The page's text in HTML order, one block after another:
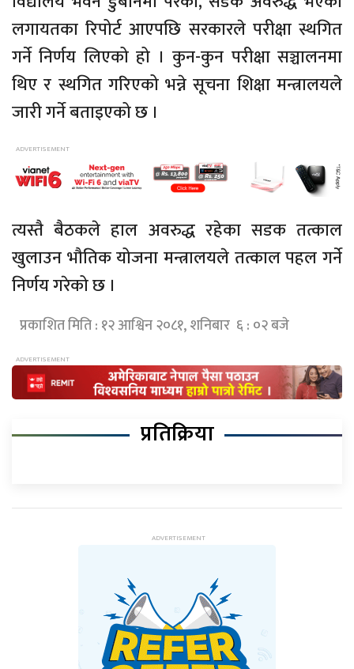
लगायतका रिपोर्ट आएपछि सरकारले परीक्षा स्थगित
गर्ने निर्णय लिएको हो । कुन-कुन परीक्षा सञ्चालनमा
थिए र स्थगित गरिएको भन्ने सूचना शिक्षा मन्त्रालयले
जारी गर्ने बताइएको छ ।
त्यस्तै बैठकले हाल अवरुद्ध रहेका सडक तत्काल
खुलाउन भौतिक योजना मन्त्रालयले तत्काल पहल गर्ने
निर्णय गरेको छ ।
प्रकाशित मिति : १२ आश्विन २०८१, शनिबार ६ : ०२ बजे
प्रतिक्रिया